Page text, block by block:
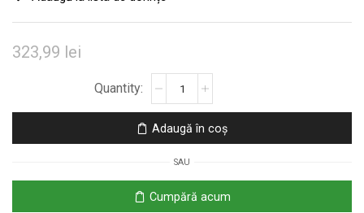
323,99 lei
pentru
Robot
Tuns
Iarba
cu
Adaugă în coș
SAU
Cumpără acum